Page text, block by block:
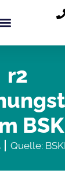
r2
Quelle: